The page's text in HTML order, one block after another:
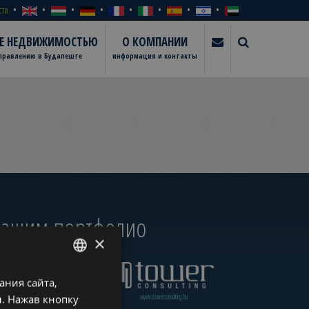
НЕДВИЖИМОСТЬЮ
в Будапеште
О КОМПАНИИ
информация и контакты
портфолио
www.towerassistance.com www.towerconsulting.hu
ENGLISH
HUNGARIAN
×
сайта,
Нажав кнопку